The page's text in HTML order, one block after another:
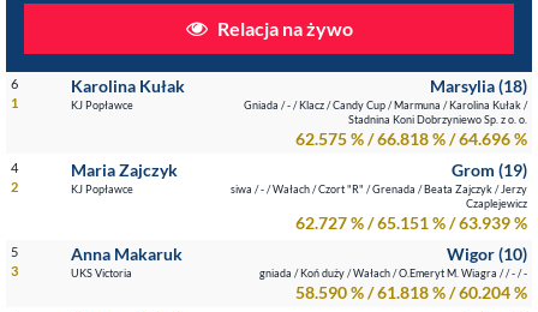
Relacja na żywo
6
1
Karolina Kułak
KJ Popławce
Marsylia (18)
Gniada / - / Klacz / Candy Cup / Marmuna / Karolina Kułak /
Stadnina Koni Dobrzyniewo Sp. z o. o.
62.575 % / 66.818 % / 64.696 %
4
2
Maria Zajczyk
KJ Popławce
Grom (19)
siwa / - / Wałach / Czort "R" / Grenada / Beata Zajczyk / Jerzy
Czaplejewicz
62.727 % / 65.151 % / 63.939 %
5
3
Anna Makaruk
UKS Victoria
Wigor (10)
gniada / Koń duży / Wałach / O.Emeryt M. Wiagra / / - / -
58.590 % / 61.818 % / 60.204 %